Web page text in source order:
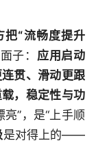
把“流畅度提升
子： 应用启动
贯、滑动更跟
，稳定性与功
”，是“上手顺
是对得上的——